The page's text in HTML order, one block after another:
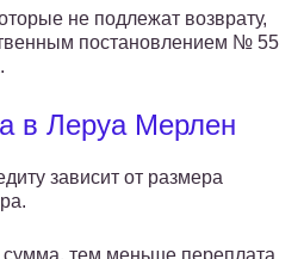
не подлежат возврату,
постановлением № 55
в Леруа Мерлен
зависит от размера